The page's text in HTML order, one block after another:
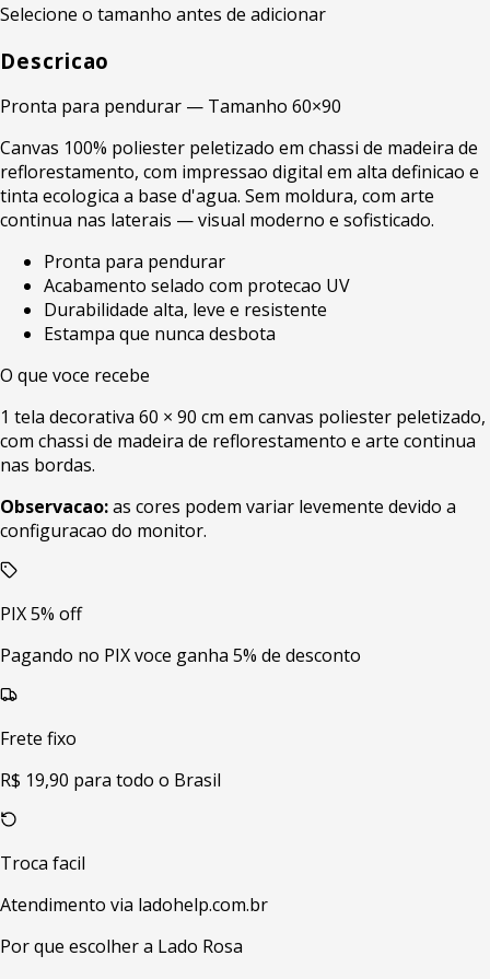
Selecione o tamanho antes de adicionar
Descricao
Pronta para pendurar — Tamanho 60×90
Canvas 100% poliester peletizado em chassi de madeira de
reflorestamento, com impressao digital em alta definicao e
tinta ecologica a base d'agua. Sem moldura, com arte
continua nas laterais — visual moderno e sofisticado.
Pronta para pendurar
Acabamento selado com protecao UV
Durabilidade alta, leve e resistente
Estampa que nunca desbota
O que voce recebe
1 tela decorativa 60 × 90 cm em canvas poliester peletizado,
com chassi de madeira de reflorestamento e arte continua
nas bordas.
Observacao:as cores podem variar levemente devido a
configuracao do monitor.
PIX 5% off
Pagando no PIX voce ganha 5% de desconto
Frete fixo
R$ 19,90 para todo o Brasil
Troca facil
Atendimento via ladohelp.com.br
Por que escolher a Lado Rosa